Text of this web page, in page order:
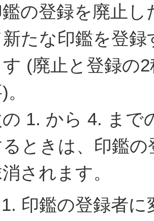
の登録を廃止
たな印鑑を登
す (廃止と登録の
1. から 4. まで
ときは、印鑑の
されます。
印鑑の登録者